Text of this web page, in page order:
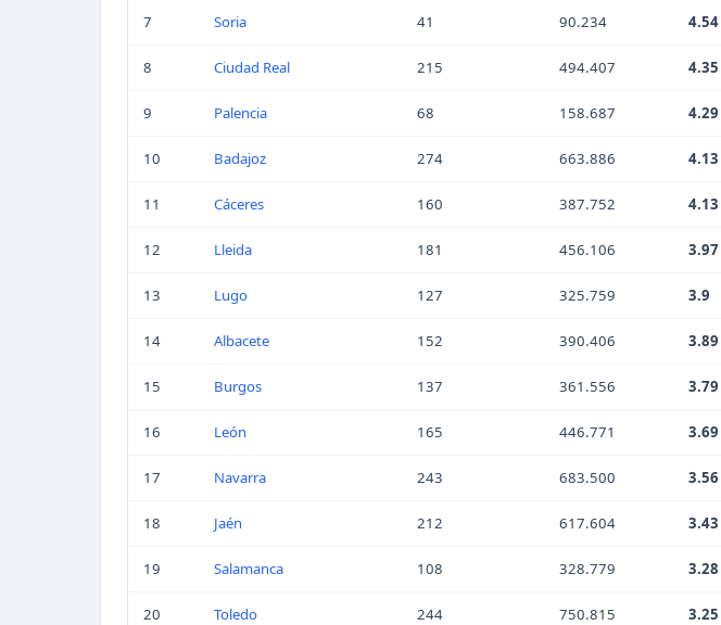
7 Soria 41 90.234 4.54
8 Ciudad Real 215 494.407 4.35
9 Palencia 68 158.687 4.29
10 Badajoz 274 663.886 4.13
11 Cáceres 160 387.752 4.13
12 Lleida 181 456.106 3.97
13 Lugo 127 325.759 3.9
14 Albacete 152 390.406 3.89
15 Burgos 137 361.556 3.79
16 León 165 446.771 3.69
17 Navarra 243 683.500 3.56
18 Jaén 212 617.604 3.43
19 Salamanca 108 328.779 3.28
20 Toledo 244 750.815 3.25